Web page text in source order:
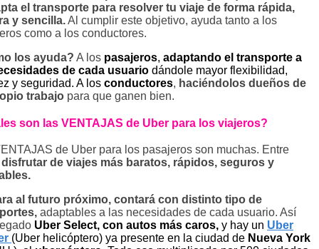
el transporte para resolver tu viaje de forma rápida,
y sencilla.Al cumplir este objetivo, ayuda tanto a los
como a los conductores.
los ayuda? A los pasajeros, adaptando el transporte a
de cada usuario dándole mayor flexibilidad,
y seguridad. A los conductores, haciéndolos dueños de
trabajo para que ganen bien.
son las VENTAJAS de Uber para los viajeros?
de Uber para los pasajeros son muchas. Entre
disfrutar de viajes más baratos, rápidos, seguros y
al futuro próximo, contará con distinto tipo de
adaptables a las necesidades de cada usuario. Así
Uber Select, con autos más caros, y hay un Uber
(Uber helicóptero) ya presente en la ciudad de Nueva York